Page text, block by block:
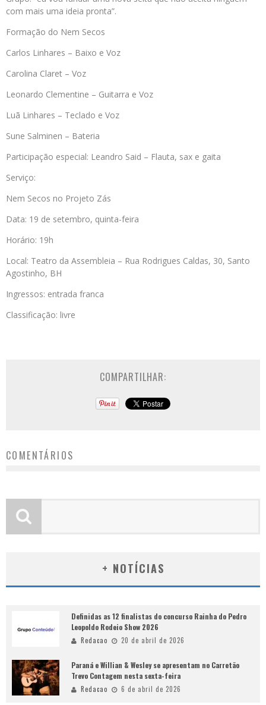
com mais uma ideia pronta”.
Formação do Nem Secos
Carlos Linhares – Baixo e Voz
Carolina Claret – Voz
Leonardo Clementine – Guitarra e Voz
Luã Linhares – Teclado e Voz
Sune Salminen – Bateria
Participação especial: Leandro Said – Flauta, sax e gaita
Serviço:
Nem Secos no Projeto Zás
Data: 19 de setembro, quinta-feira
Horário: 19h
Local: Teatro da Assembleia – Rua Rodrigues Caldas, 30, Santo
Agostinho, BH
Ingressos: entrada franca
Classificação: livre
COMPARTILHAR:
COMENTÁRIOS
+ NOTÍCIAS
Definidas as 12 finalistas do concurso Rainha do Pedro
Leopoldo Rodeio Show 2026
Redacao 20 de abril de 2026
Paraná e Willian & Wesley se apresentam no Carretão
Trevo Contagem nesta sexta-feira
Redacao 6 de abril de 2026